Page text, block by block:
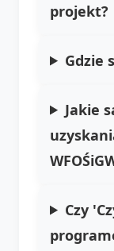
projekt?
Gdzie
Jakie
Czy